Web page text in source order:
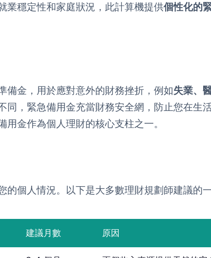
業穩定性和家庭狀況，此計算機提供個性化的
備金，用於應對意外的財務挫折，例如失業、
同，緊急備用金充當財務安全網，防止您在生
金作為個人理財的核心支柱之一。
的個人情況。以下是大多數理財規劃師建議的
建議月數 原因